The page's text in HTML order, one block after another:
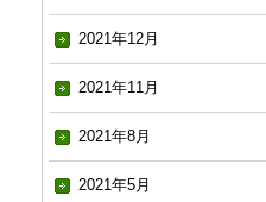
2021年12月
2021年11月
2021年8月
2021年5月